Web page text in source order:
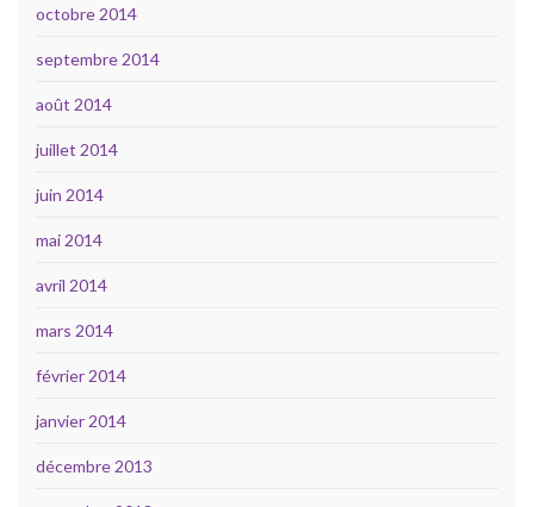
octobre 2014
septembre 2014
août 2014
juillet 2014
juin 2014
mai 2014
avril 2014
mars 2014
février 2014
janvier 2014
décembre 2013